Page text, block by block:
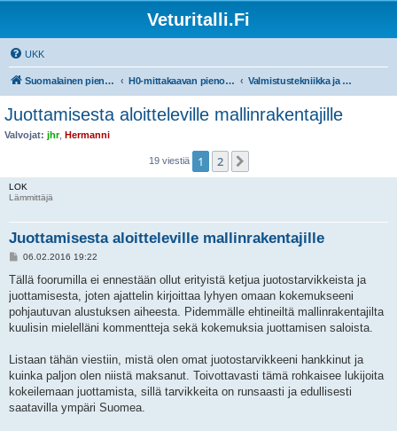
Veturitalli.Fi
UKK
Suomalainen pienoisrautatiefoorumi H0-mittakaavan pienoisrautatiet Valmistustekniikka ja työvälineet
Juottamisesta aloitteleville mallinrakentajille
Valvojat: jhr, Hermanni
19 viestiä 1 2
LOK
Lämmittäjä
Juottamisesta aloitteleville mallinrakentajille
V
e
t
i
06.02.2016 19:22
Tällä foorumilla ei ennestään ollut erityistä ketjua juotostarvikkeista ja
juottamisesta, joten ajattelin kirjoittaa lyhyen omaan kokemukseeni
pohjautuvan alustuksen aiheesta. Pidemmälle ehtineiltä mallinrakentajilta
kuulisin mielelläni kommentteja sekä kokemuksia juottamisen saloista.
Listaan tähän viestiin, mistä olen omat juotostarvikkeeni hankkinut ja
kuinka paljon olen niistä maksanut. Toivottavasti tämä rohkaisee lukijoita
kokeilemaan juottamista, sillä tarvikkeita on runsaasti ja edullisesti
saatavilla ympäri Suomea.